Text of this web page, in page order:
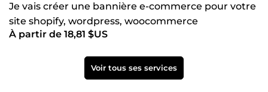
Je vais créer une bannière e-commerce pour votre
site shopify, wordpress, woocommerce
À partir de 18,81 $US
Voir tous ses services